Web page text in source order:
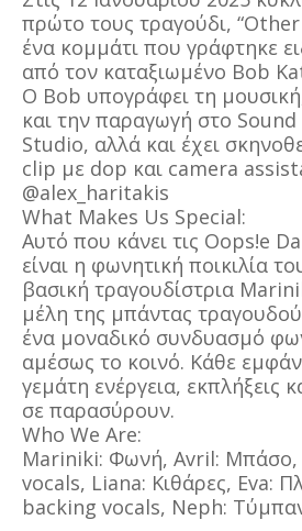
πρώτο τους τραγούδι,
ένα κομμάτι που γράφτηκε
από τον καταξιωμένο Bob
Ο Bob υπογράφει τη
και την παραγωγή στο
Studio, αλλά και έχει
clip με dop και camera
@alex_haritakis
What Makes Us Special:
Αυτό που κάνει τις Oops!e
είναι η φωνητική ποικιλία
βασική τραγουδίστρια
μέλη της μπάντας
ένα μοναδικό συνδυασμό
αμέσως το κοινό. Κάθε
γεμάτη ενέργεια, εκπλήξεις
σε παρασύρουν.
Who We Are:
Μariniki: Φωνή, Avril:
vocals, Liana: Κιθάρες, Eva:
backing vocals, Neph: